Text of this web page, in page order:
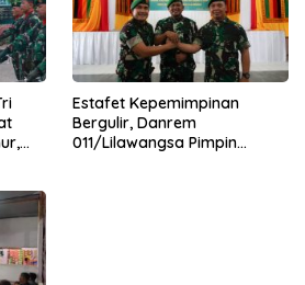
Estafet Kepemimpinan
Bergulir, Danrem
011/Lilawangsa Pimpin